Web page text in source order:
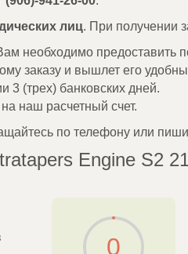
лиц. При получении
необходимо
заказу и вышлет его
3 (трех) банковских дней.
наш расчетный счет.
по телефону или
Engine S2
0